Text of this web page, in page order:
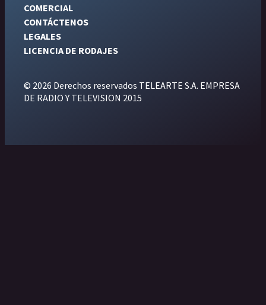
COMERCIAL
CONTÁCTENOS
LEGALES
LICENCIA DE RODAJES
© 2026 Derechos reservados TELEARTE S.A. EMPRESA
DE RADIO Y TELEVISION 2015